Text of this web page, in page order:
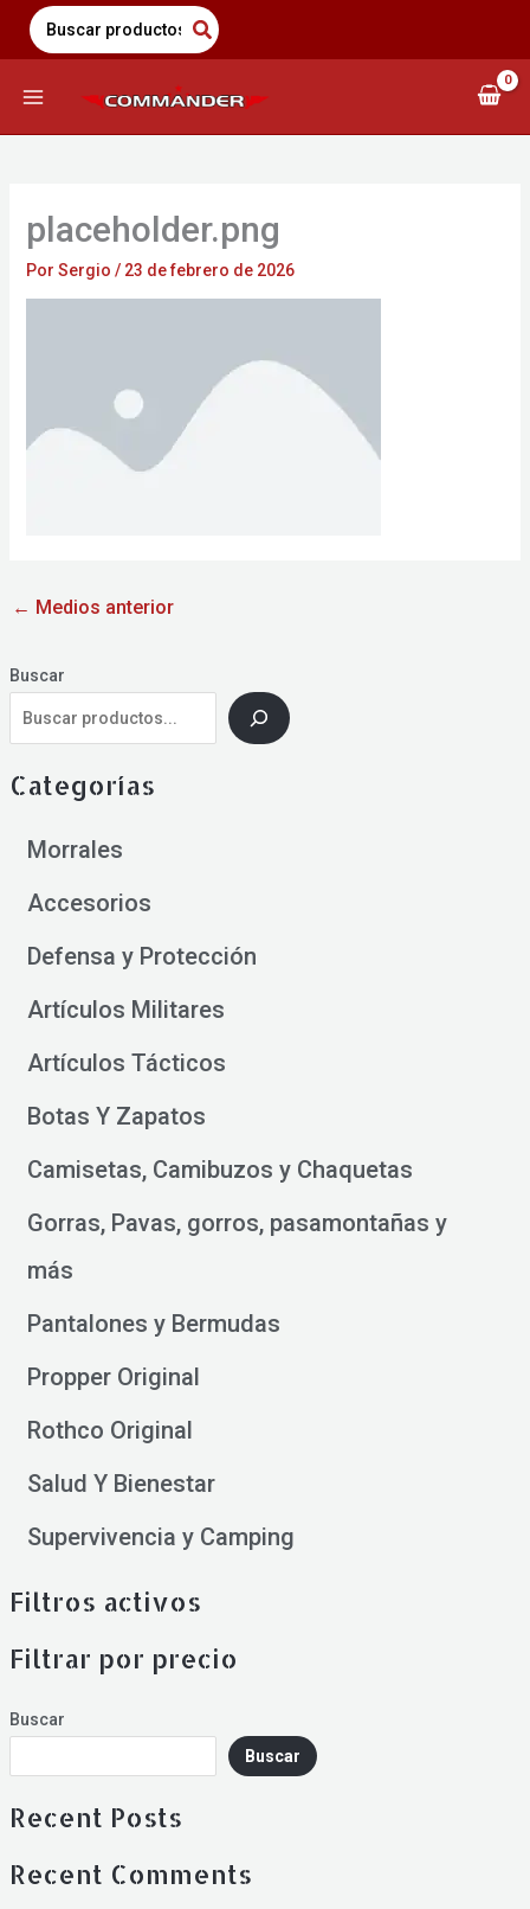
Saltar
contenido
Search
for:
Buscar
Categorías
Morrales
Accesorios
Defensa y Protección
Artículos Militares
Artículos Tácticos
Botas Y Zapatos
Camisetas, Camibuzos y Chaquetas
Gorras, Pavas, gorros, pasamontañas y
más
Pantalones y Bermudas
Propper Original
Rothco Original
Salud Y Bienestar
Supervivencia y Camping
Filtros activos
Filtrar por precio
Buscar
Buscar
Recent Posts
Recent Comments
placeholder.png
Por Sergio / 23 de febrero de 2026
← Medios anterior